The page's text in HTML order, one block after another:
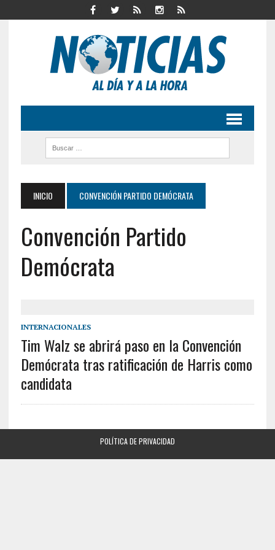
INICIO CONVENCIÓN PARTIDO DEMÓCRATA
Convención Partido
Demócrata
INTERNACIONALES
Tim Walz se abrirá paso en la Convención
Demócrata tras ratificación de Harris como
candidata
POLÍTICA DE PRIVACIDAD